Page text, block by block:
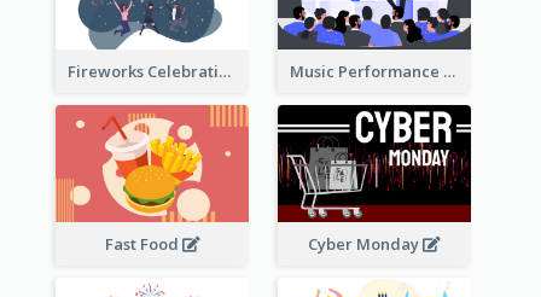
Fireworks Celebration Illustration Music Performance Illustration
Fast Food Cyber Monday